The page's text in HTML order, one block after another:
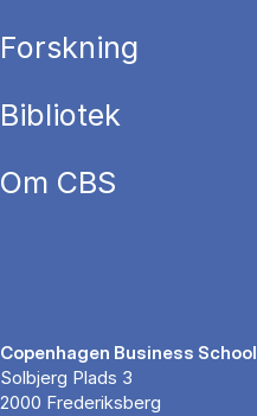
Forskning
Bibliotek
Om CBS
Copenhagen Business School
Solbjerg Plads 3
2000 Frederiksberg